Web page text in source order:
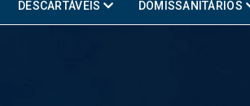
DESCARTÁVEIS DOMISSANITÁRIOS